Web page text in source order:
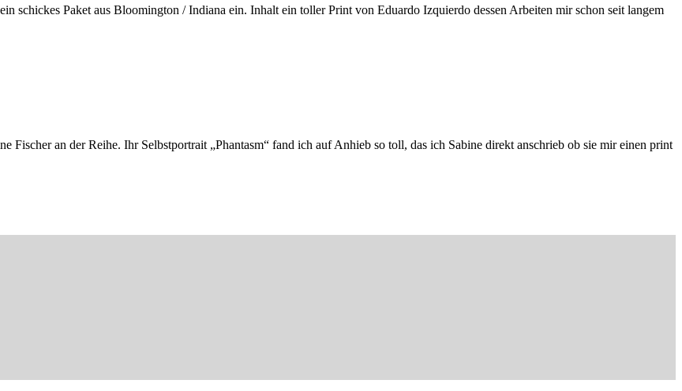
schickes Paket aus Bloomington / Indiana ein. Inhalt ein toller Print von Eduardo Izquierdo dessen Arbeiten mir schon seit langem
Fischer an der Reihe. Ihr Selbstportrait „Phantasm“ fand ich auf Anhieb so toll, das ich Sabine direkt anschrieb ob sie mir einen print